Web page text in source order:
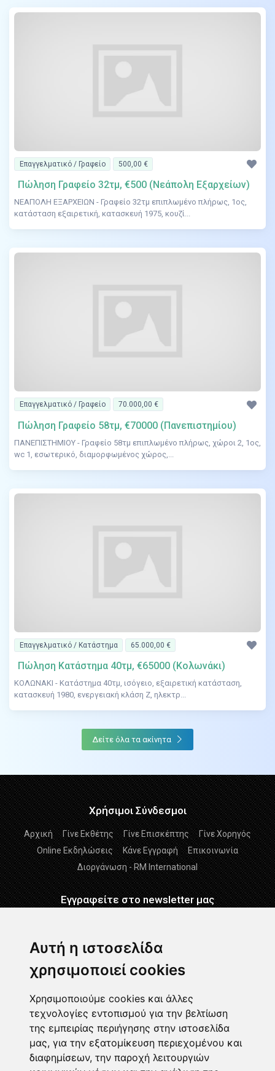
Αυτή η ιστοσελίδα
χρησιμοποιεί cookies
Χρησιμοποιούμε cookies και άλλες
τεχνολογίες εντοπισμού για την βελτίωση
της εμπειρίας περιήγησης στην ιστοσελίδα
μας, για την εξατομίκευση περιεχομένου και
διαφημίσεων, την παροχή λειτουργιών
Επαγγελματικό / Γραφείο 500,00 €
Πώληση Γραφείο 32τμ, €500 (Νεάπολη Εξαρχείων)
ΝΕΑΠΟΛΗ ΕΞΑΡΧΕΙΩΝ - Γραφείο 32τμ επιπλωμένο πλήρως, 1ος,
κατάσταση εξαιρετική, κατασκευή 1975, κουζί...
Επαγγελματικό / Γραφείο 70.000,00 €
Πώληση Γραφείο 58τμ, €70000 (Πανεπιστημίου)
ΠΑΝΕΠΙΣΤΗΜΙΟΥ - Γραφείο 58τμ επιπλωμένο πλήρως, χώροι 2, 1ος,
wc 1, εσωτερικό, διαμορφωμένος χώρος,...
Επαγγελματικό / Κατάστημα 65.000,00 €
Πώληση Κατάστημα 40τμ, €65000 (Κολωνάκι)
ΚΟΛΩΝΑΚΙ - Κατάστημα 40τμ, ισόγειο, εξαιρετική κατάσταση,
κατασκευή 1980, ενεργειακή κλάση Ζ, ηλεκτρ...
Δείτε όλα τα ακίνητα
Χρήσιμοι Σύνδεσμοι
Αρχική Γίνε Εκθέτης Γίνε Επισκέπτης
Γίνε Χορηγός
Online Εκδηλώσεις
Κάνε Εγγραφή
Επικοινωνία
Διοργάνωση - RM International
Εγγραφείτε στο newsletter μας
Διάβασα και αποδέχομαι τους Όρους Χρήσης
Ακολουθήστε μας